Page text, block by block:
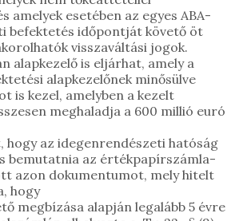
amelyek esetében az egyes ABA-
befektetés időpontját követő öt
visszaváltási jogok.
alapkezelő is eljárhat, amely a
alapkezelőnek minősülve
is kezel, amelyben a kezelt
meghaladja a 600 millió euró
hogy az idegenrendészeti hatóság
bemutatnia az értékpapírszámla-
azon dokumentumot, mely hitelt
hogy
megbízása alapján legalább 5 évre